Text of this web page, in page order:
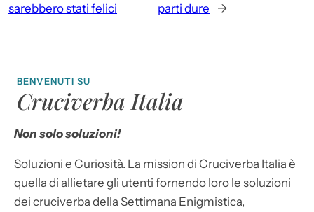
sarebbero stati felici
parti dure
→
BENVENUTI SU
Cruciverba Italia
Non solo soluzioni!
Soluzioni e Curiosità. La mission di Cruciverba Italia è
quella di allietare gli utenti fornendo loro le soluzioni
dei cruciverba della Settimana Enigmistica,